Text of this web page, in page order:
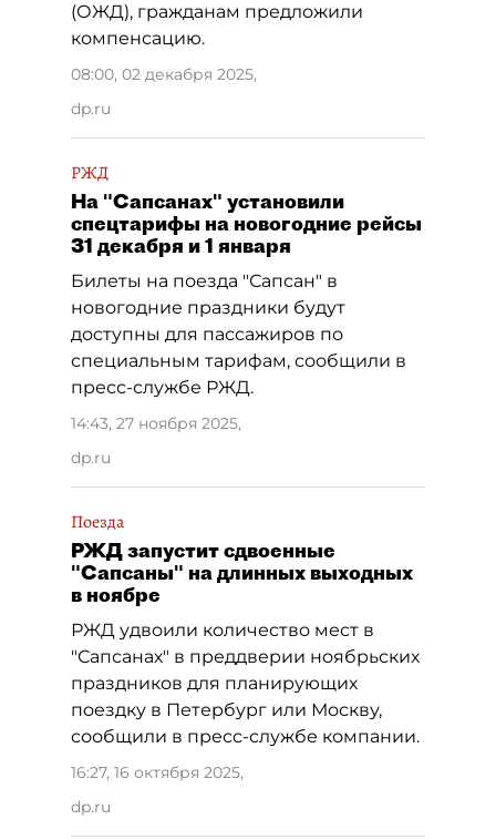
(ОЖД), гражданам предложили
компенсацию.
08:00, 02 декабря 2025,
dp.ru
РЖД
На "Сапсанах" установили
спецтарифы на новогодние рейсы
31 декабря и 1 января
Билеты на поезда "Сапсан" в
новогодние праздники будут
доступны для пассажиров по
специальным тарифам, сообщили в
пресс-службе РЖД.
14:43, 27 ноября 2025,
dp.ru
Поезда
РЖД запустит сдвоенные
"Сапсаны" на длинных выходных
в ноябре
РЖД удвоили количество мест в
"Сапсанах" в преддверии ноябрьских
праздников для планирующих
поездку в Петербург или Москву,
сообщили в пресс-службе компании.
16:27, 16 октября 2025,
dp.ru